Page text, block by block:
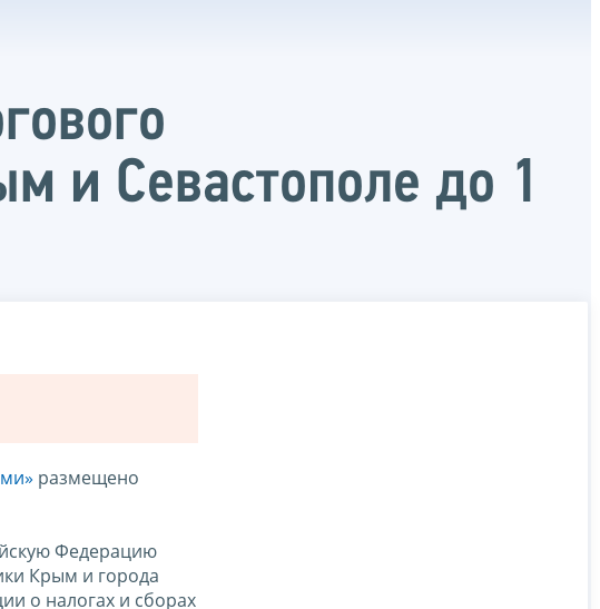
и Севастополе до 1
размещено
Федерацию
Крым и города
о налогах и сборах